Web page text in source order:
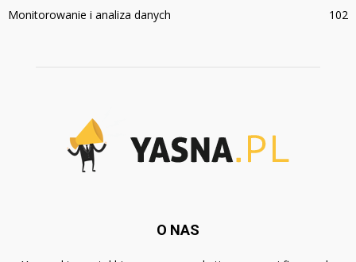
Monitorowanie i analiza danych
102
O NAS